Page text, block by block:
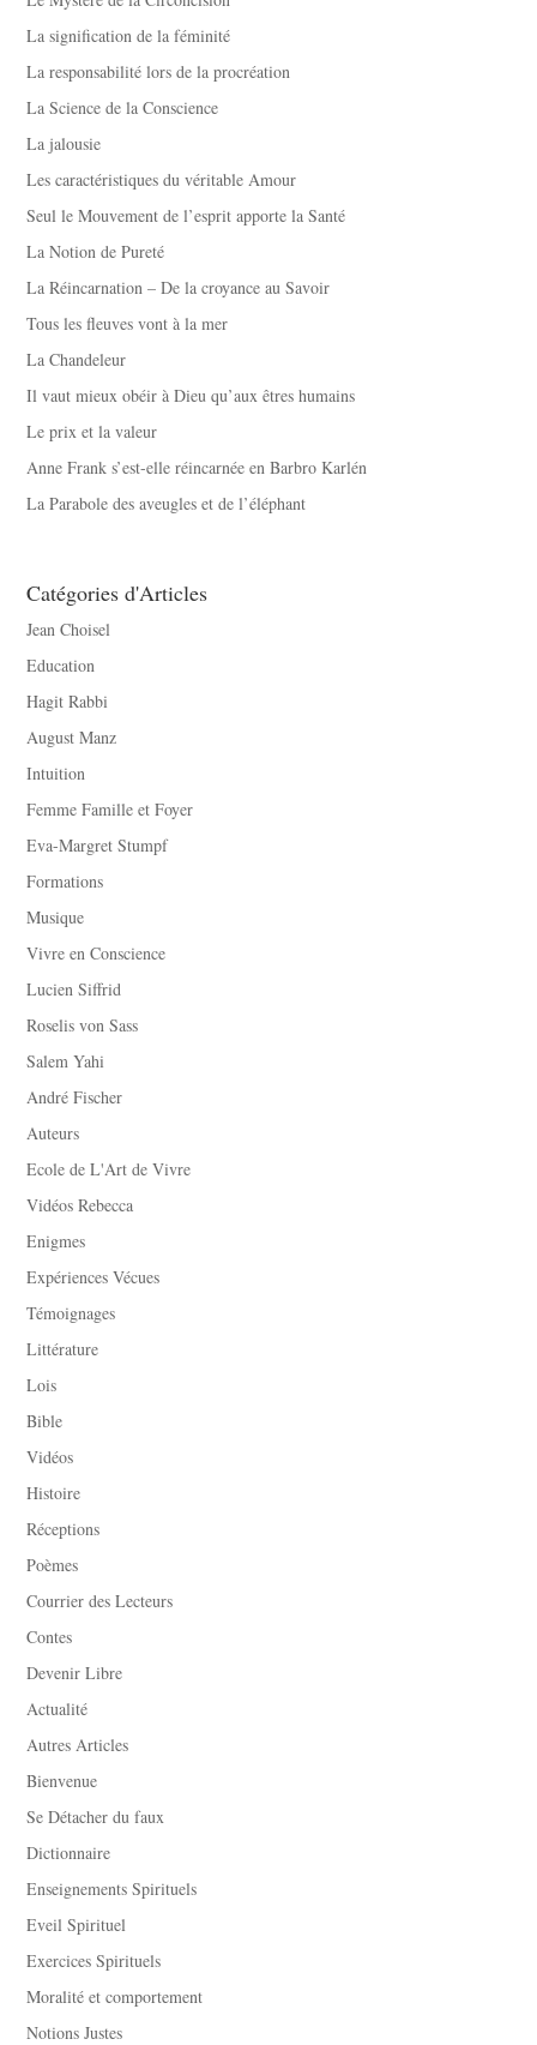
La signification de la féminité
La responsabilité lors de la procréation
La Science de la Conscience
La jalousie
Les caractéristiques du véritable Amour
Seul le Mouvement de l’esprit apporte la Santé
La Notion de Pureté
La Réincarnation – De la croyance au Savoir
Tous les fleuves vont à la mer
La Chandeleur
Il vaut mieux obéir à Dieu qu’aux êtres humains
Le prix et la valeur
Anne Frank s’est-elle réincarnée en Barbro Karlén
La Parabole des aveugles et de l’éléphant
Catégories d'Articles
Jean Choisel
Education
Hagit Rabbi
August Manz
Intuition
Femme Famille et Foyer
Eva-Margret Stumpf
Formations
Musique
Vivre en Conscience
Lucien Siffrid
Roselis von Sass
Salem Yahi
André Fischer
Auteurs
Ecole de L'Art de Vivre
Vidéos Rebecca
Enigmes
Expériences Vécues
Témoignages
Littérature
Lois
Bible
Vidéos
Histoire
Réceptions
Poèmes
Courrier des Lecteurs
Contes
Devenir Libre
Actualité
Autres Articles
Bienvenue
Se Détacher du faux
Dictionnaire
Enseignements Spirituels
Eveil Spirituel
Exercices Spirituels
Moralité et comportement
Notions Justes